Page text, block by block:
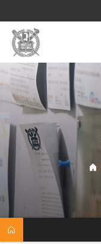
메뉴